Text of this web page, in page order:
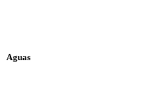
Aguas